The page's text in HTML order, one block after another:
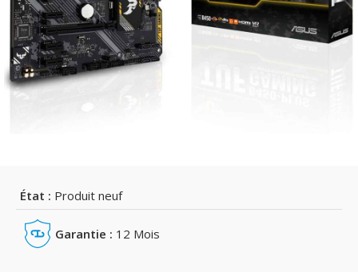
État : Produit neuf
Garantie : 12 Mois